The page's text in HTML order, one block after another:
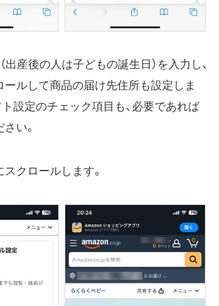
出産後の人は子どもの誕生日）を入力し、
ールして商品の届け先住所も設定しま
設定のチェック項目も、必要であれば
い。
クロールします。